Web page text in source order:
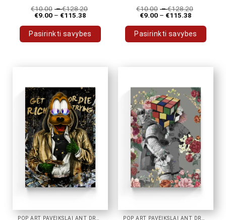
€10.00 –€128.20
€9.00 – €115.38
Pasirinkti savybes
variants.
The
options
may
be
chosen
on
the
product
page
€10.00 –€128.20
€9.00 – €115.38
Pasirinkti savybes
variants.
The
options
may
be
chosen
on
the
product
page